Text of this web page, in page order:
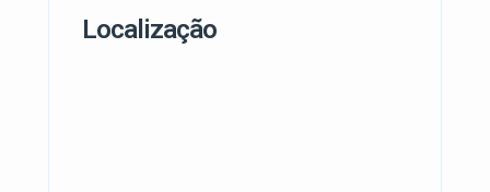
Localização